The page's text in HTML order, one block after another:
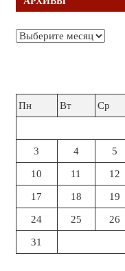
Архивы
Пн
Вт Ср
3 4 5
10 11 12
17 18 19
24 25 26
31